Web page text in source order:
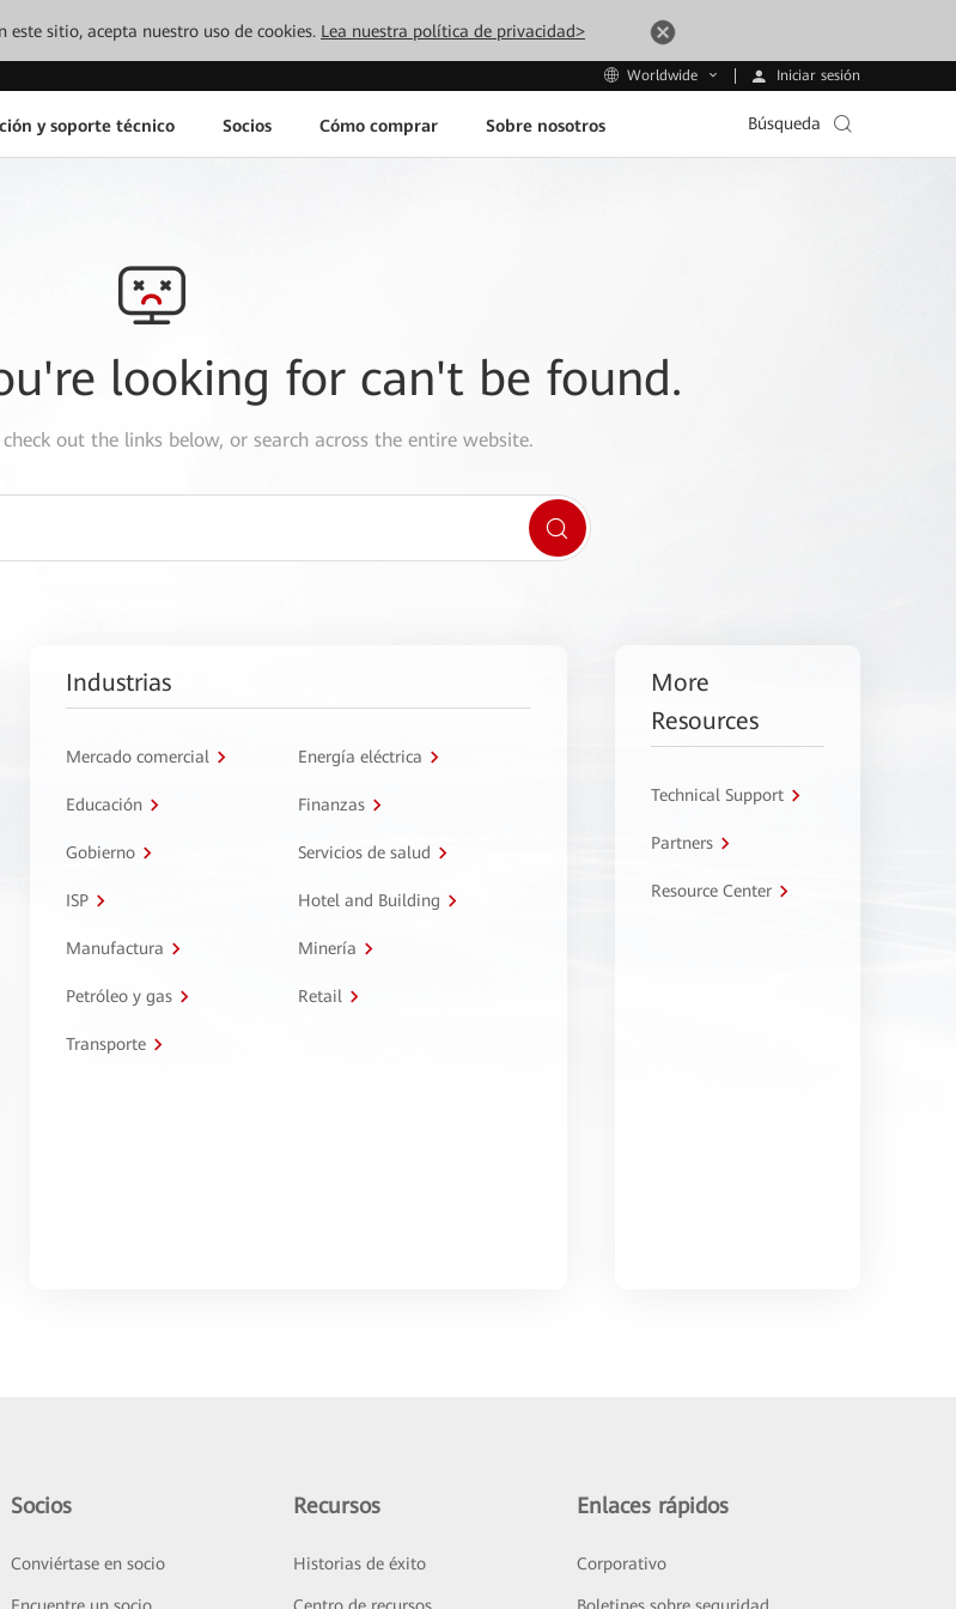
sitio, acepta nuestro uso de cookies. Lea nuestra política de privacidad>
Worldwide Iniciar sesión
y soporte técnico Socios Cómo comprar Sobre nosotros Búsqueda
looking for can't be found.
check out the links below, or search across the entire website.
Industrias
Mercado comercial Energía eléctrica
Educación Finanzas
Gobierno Servicios de salud
ISP Hotel and Building
Manufactura Minería
Petróleo y gas Retail
Transporte
More
Resources
Technical Support
Partners
Resource Center
Socios
Conviértase en socio
Recursos
Historias de éxito
Enlaces rápidos
Corporativo